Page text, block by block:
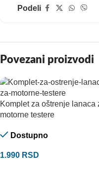
Podeli
Povezani proizvodi
Komplet za oštrenje lanaca
motorne testere
Dostupno
1.990 RSD